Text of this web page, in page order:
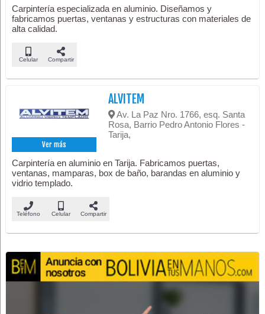
Carpintería especializada en aluminio. Diseñamos y
fabricamos puertas, ventanas y estructuras con materiales de
alta calidad.
Celular Compartir
Ver más
ALVITEM
Av. La Paz Nro. 1766, esq. Santa
Rosa, Barrio Pedro Antonio Flores -
Tarija,
Carpintería en aluminio en Tarija. Fabricamos puertas,
ventanas, mamparas, box de baño, barandas en aluminio y
vidrio templado.
Teléfono Celular Compartir